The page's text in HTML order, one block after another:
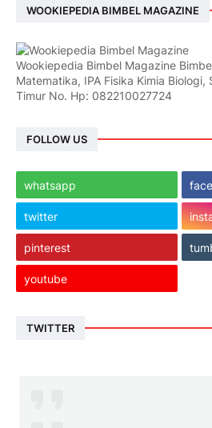
WOOKIEPEDIA BIMBEL MAGAZINE
Wookiepedia Bimbel Magazine
Matematika, IPA Fisika Kimia Biologi,
Timur No. Hp: 082210027724
FOLLOW US
whatsapp
twitter
pinterest
youtube
TWITTER